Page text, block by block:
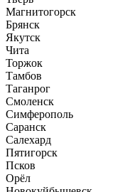
Магнитогорск
Брянск
Якутск
Чита
Торжок
Тамбов
Таганрог
Смоленск
Симферополь
Саранск
Салехард
Пятигорск
Псков
Орёл